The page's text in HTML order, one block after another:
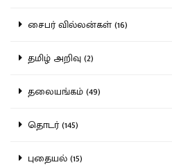
சைபர் வில்லன்கள் (16)
தமிழ் அறிவு (2)
தலையங்கம் (49)
தொடர் (145)
புதையல் (15)